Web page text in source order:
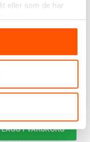
eller som de har
2,5A 230V
LÄGG I VARUKORG